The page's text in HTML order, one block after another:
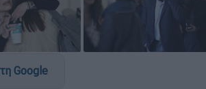
Google